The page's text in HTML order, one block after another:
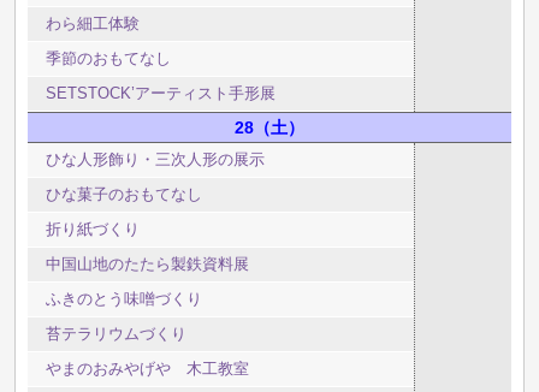
わら細工体験
季節のおもてなし
SETSTOCK’アーティスト手形展
28 土
ひな人形飾り・三次人形の展示
ひな菓子のおもてなし
折り紙づくり
中国山地のたたら製鉄資料展
ふきのとう味噌づくり
苔テラリウムづくり
やまのおみやげや 木工教室